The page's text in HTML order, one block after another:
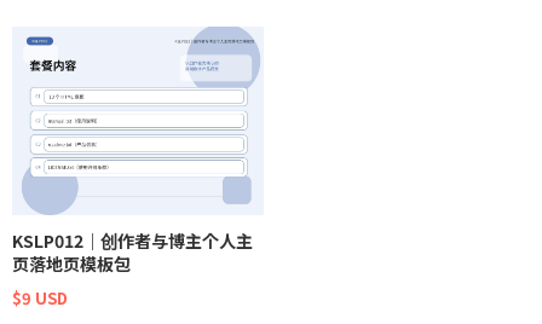
KSLP012｜创作者与博主个人主
页落地页模板包
$9 USD